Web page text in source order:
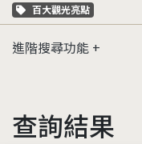
關鍵字標籤
百大觀光亮點
進階搜尋功能
查詢結果